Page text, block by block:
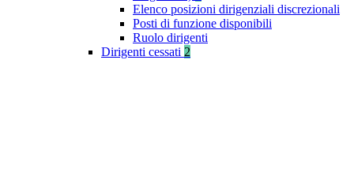
Elenco posizioni dirigenziali discrezionali
Posti di funzione disponibili
Ruolo dirigenti
Dirigenti cessati 2